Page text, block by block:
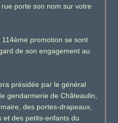
porte son nom sur votre
promotion se sont
de son engagement au
présidée par le général
gendarmerie de Châteaulin,
des portes-drapeaux,
et des petits-enfants du